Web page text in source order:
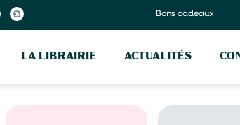
Bons cadeaux
LA LIBRAIRIE ACTUALITÉS